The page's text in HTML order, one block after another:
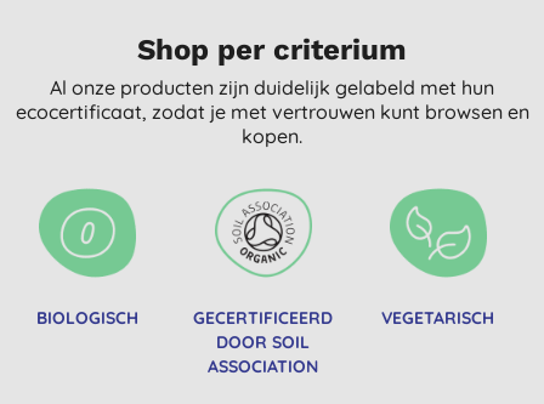
Shop per criterium
Al onze producten zijn duidelijk gelabeld met hun
ecocertificaat, zodat je met vertrouwen kunt browsen en
kopen.
BIOLOGISCH
GECERTIFICEERD
DOOR SOIL
ASSOCIATION
VEGETARISCH